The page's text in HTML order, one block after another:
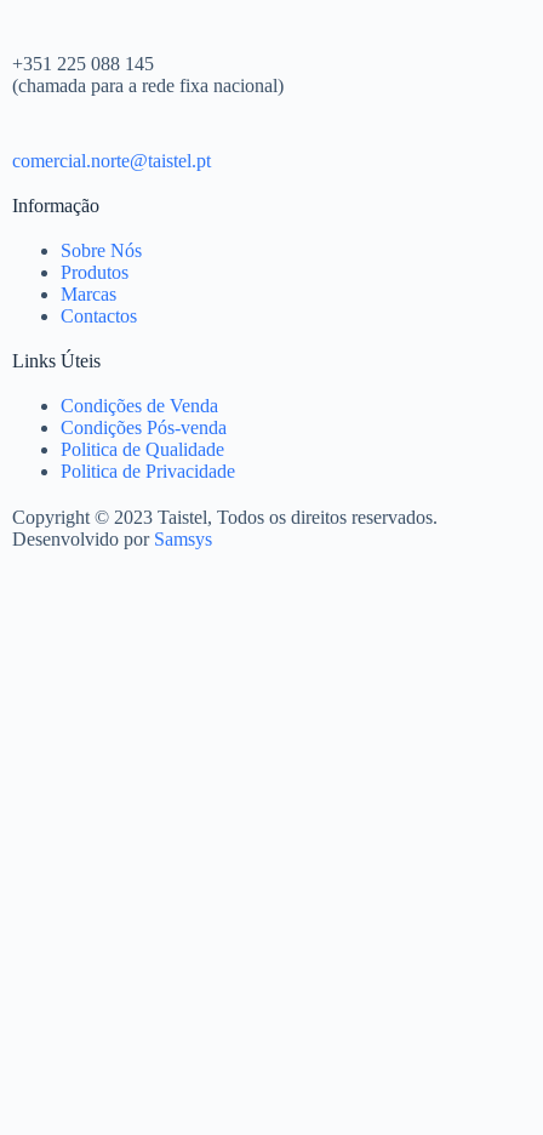
+351 225 088 145
(chamada para a rede fixa nacional)
comercial.norte@taistel.pt
Informação
Sobre Nós
Produtos
Marcas
Contactos
Links Úteis
Condições de Venda
Condições Pós-venda
Politica de Qualidade
Politica de Privacidade
Copyright © 2023 Taistel, Todos os direitos reservados.
Desenvolvido por Samsys